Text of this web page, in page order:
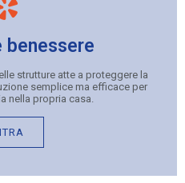
benessere
strutture atte a proteggere la
semplice ma efficace per
nella propria casa.